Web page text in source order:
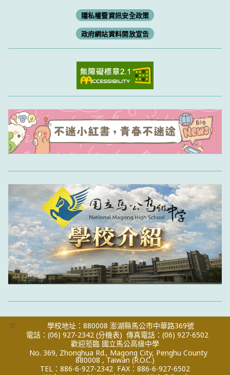
隱私權暨資訊安全政策
政府網站資料開放宣告
:::
學校地址：880008 澎湖縣馬公市中華路369號
電話：(06) 927-2342 (分機表) 傳真電話：(06) 927-6502
歡迎蒞臨 國立馬公高級中學
No. 369, Zhonghua Rd., Magong City, Penghu County
880008 , Taiwan (R.O.C.)
TEL：886-6-927-2342 FAX：886-6-927-6502